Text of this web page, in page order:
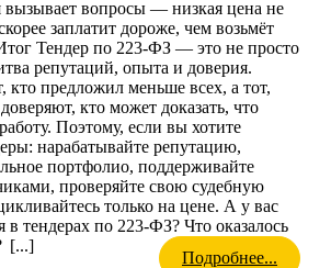
вызывает вопросы — низкая цена не
заплатит дороже, чем возьмёт
Тендер по 223-ФЗ — это не просто
репутаций, опыта и доверия.
кто предложил меньше всех, а тот,
кто может доказать, что
Поэтому, если вы хотите
нарабатывайте репутацию,
портфолио, поддерживайте
проверяйте свою судебную
только на цене. А у вас
в тендерах по 223-ФЗ? Что оказалось
[...]
Подробнее...